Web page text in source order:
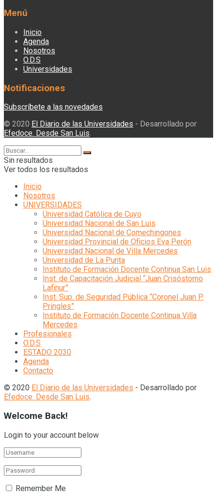
Menú
Inicio
Agenda
Nosotros
O.D.S
Universidades
Notificaciones
Subscríbete a las novedades
© 2020 El Diario de las Universidades - Desarrollado por
Efedoce. Desde San Luis.
Sin resultados
Ver todos los resultados
Inicio
Nosotros
UNIVERSIDADES
Universidad Católica de Cuyo
Universidad Nacional de San Luis
Universidad Nacional de Comechingones
Universidad Provincial de Oficios Eva Perón
Universidad Nacional de Villa Mercedes
Universidad de La Punta
Instituto de Formación Docente Continua San Luis
Inst. de Capacitación Judicial “Juan Crisóstomo
Lafinur”
Inst. Sup. de Seguridad Pública “Coronel Juan P.
Pringles”
Instituto de Formación Docente Continua Villa
Mercedes
Profesionales
O.D.S
ESTADO 2030
Agenda
Contacto
© 2020 El Diario de las Universidades - Desarrollado por
Efedoce. Desde San Luis.
Welcome Back!
Login to your account below
Remember Me